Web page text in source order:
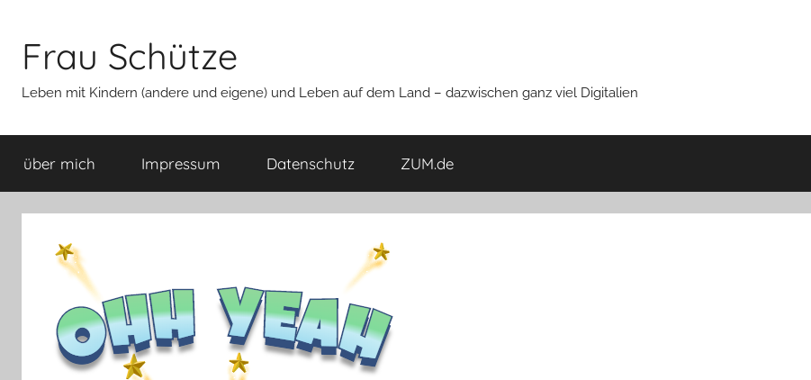
springen
Frau Schütze
Leben mit Kindern (andere und eigene) und Leben auf dem Land – dazwischen ganz viel Digitalien
über mich Impressum Datenschutz ZUM.de